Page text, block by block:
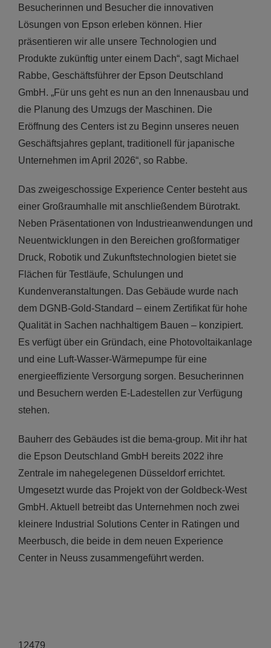
Besucherinnen und Besucher die innovativen
Lösungen von Epson erleben können. Hier
präsentieren wir alle unsere Technologien und
Produkte zukünftig unter einem Dach“, sagt Michael
Rabbe, Geschäftsführer der Epson Deutschland
GmbH. „Für uns geht es nun an den Innenausbau und
die Planung des Umzugs der Maschinen. Die
Eröffnung des Centers ist zu Beginn unseres neuen
Geschäftsjahres geplant, traditionell für japanische
Unternehmen im April 2026“, so Rabbe.
Das zweigeschossige Experience Center besteht aus
einer Großraumhalle mit anschließendem Bürotrakt.
Neben Präsentationen von Industrieanwendungen und
Neuentwicklungen in den Bereichen großformatiger
Druck, Robotik und Zukunftstechnologien bietet sie
Flächen für Testläufe, Schulungen und
Kundenveranstaltungen. Das Gebäude wurde nach
dem DGNB-Gold-Standard – einem Zertifikat für hohe
Qualität in Sachen nachhaltigem Bauen – konzipiert.
Es verfügt über ein Gründach, eine Photovoltaikanlage
und eine Luft-Wasser-Wärmepumpe für eine
energieeffiziente Versorgung sorgen. Besucherinnen
und Besuchern werden E-Ladestellen zur Verfügung
stehen.
Bauherr des Gebäudes ist die bema-group. Mit ihr hat
die Epson Deutschland GmbH bereits 2022 ihre
Zentrale im nahegelegenen Düsseldorf errichtet.
Umgesetzt wurde das Projekt von der Goldbeck-West
GmbH. Aktuell betreibt das Unternehmen noch zwei
kleinere Industrial Solutions Center in Ratingen und
Meerbusch, die beide in dem neuen Experience
Center in Neuss zusammengeführt werden.
12479